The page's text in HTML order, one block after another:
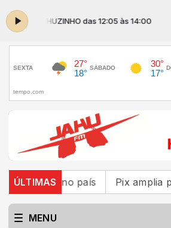
JAHUZINHO das 12:05 às 14:00
ÚLTIMAS
país Pix amplia participação
MENU